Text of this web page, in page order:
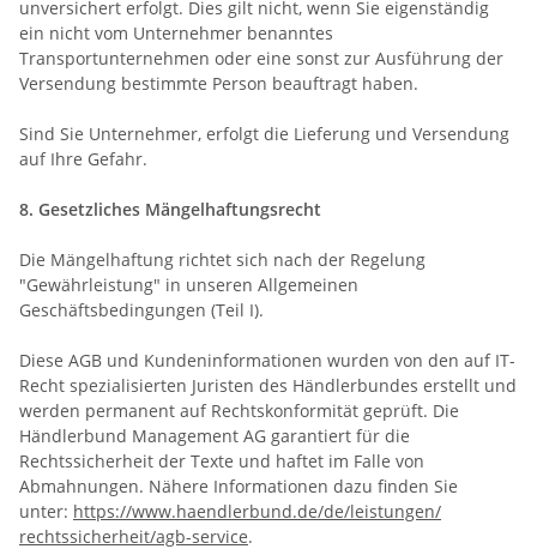
unversichert erfolgt. Dies gilt nicht, wenn Sie eigenständig
ein nicht vom Unternehmer benanntes
Transportunternehmen oder eine sonst zur Ausführung der
Versendung bestimmte Person beauftragt haben.
Sind Sie Unternehmer, erfolgt die Lieferung und Versendung
auf Ihre Gefahr.
8. Gesetzliches Mängelhaftungsrecht
Die Mängelhaftung richtet sich nach der Regelung
"Gewährleistung" in unseren Allgemeinen
Geschäftsbedingungen (Teil I).
Diese AGB und Kundeninformationen wurden von den auf IT-
Recht spezialisierten Juristen des Händlerbundes erstellt und
werden permanent auf Rechtskonformität geprüft. Die
Händlerbund Management AG garantiert für die
Rechtssicherheit der Texte und haftet im Falle von
Abmahnungen. Nähere Informationen dazu finden Sie
unter: https://www.haendlerbund.de/de/leistungen/
rechtssicherheit/agb-service.